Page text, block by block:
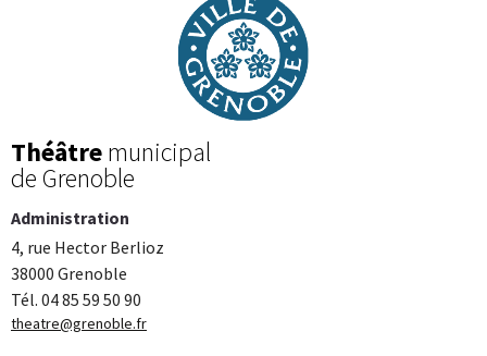
Théâtremunicipal
de Grenoble
Administration
4, rue Hector Berlioz
38000 Grenoble
Tél. 04 85 59 50 90
theatre@grenoble.fr